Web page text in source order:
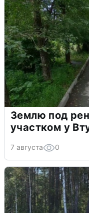
Землю под
участком у
7 августа 0